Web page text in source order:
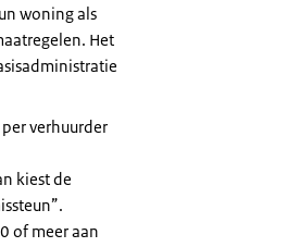
woning als
Het
verhuurder
kiest de
of meer aan